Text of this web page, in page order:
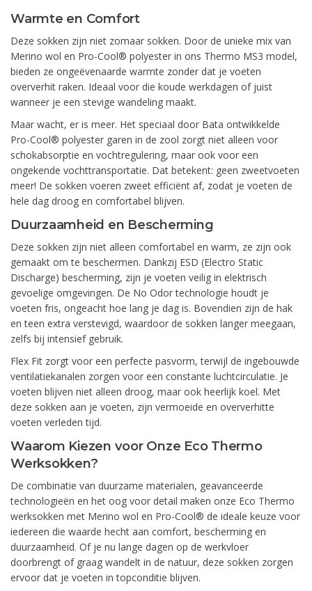
Warmte en Comfort
Deze sokken zijn niet zomaar sokken. Door de unieke mix van
Merino wol en Pro-Cool® polyester in ons Thermo MS3 model,
bieden ze ongeëvenaarde warmte zonder dat je voeten
oververhit raken. Ideaal voor die koude werkdagen of juist
wanneer je een stevige wandeling maakt.
Maar wacht, er is meer. Het speciaal door Bata ontwikkelde
Pro-Cool® polyester garen in de zool zorgt niet alleen voor
schokabsorptie en vochtregulering, maar ook voor een
ongekende vochttransportatie. Dat betekent: geen zweetvoeten
meer! De sokken voeren zweet efficiënt af, zodat je voeten de
hele dag droog en comfortabel blijven.
Duurzaamheid en Bescherming
Deze sokken zijn niet alleen comfortabel en warm, ze zijn ook
gemaakt om te beschermen. Dankzij ESD (Electro Static
Discharge) bescherming, zijn je voeten veilig in elektrisch
gevoelige omgevingen. De No Odor technologie houdt je
voeten fris, ongeacht hoe lang je dag is. Bovendien zijn de hak
en teen extra verstevigd, waardoor de sokken langer meegaan,
zelfs bij intensief gebruik.
Flex Fit zorgt voor een perfecte pasvorm, terwijl de ingebouwde
ventilatiekanalen zorgen voor een constante luchtcirculatie. Je
voeten blijven niet alleen droog, maar ook heerlijk koel. Met
deze sokken aan je voeten, zijn vermoeide en oververhitte
voeten verleden tijd.
Waarom Kiezen voor Onze Eco Thermo
Werksokken?
De combinatie van duurzame materialen, geavanceerde
technologieën en het oog voor detail maken onze Eco Thermo
werksokken met Merino wol en Pro-Cool® de ideale keuze voor
iedereen die waarde hecht aan comfort, bescherming en
duurzaamheid. Of je nu lange dagen op de werkvloer
doorbrengt of graag wandelt in de natuur, deze sokken zorgen
ervoor dat je voeten in topconditie blijven.